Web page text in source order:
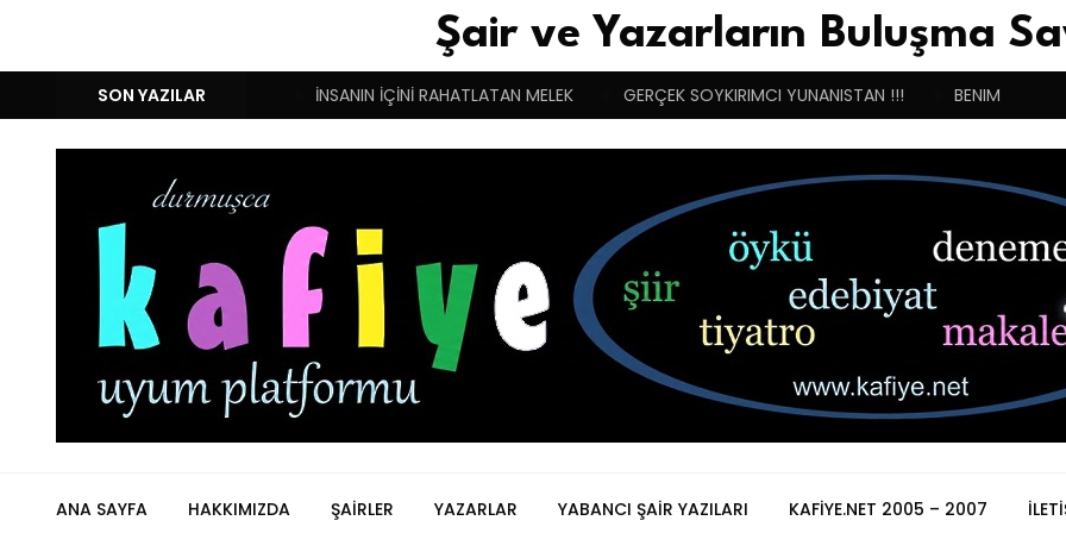
Şair ve Yazarların Buluşma
SON YAZILAR
DUYGULARIN BASARINDIR! İNSANIN İÇİNİ RAHATLATAN MELEK GERÇEK SOYKIRIMCI YUNANISTAN !!! BENIM
ANA SAYFA HAKKIMIZDA ŞAIRLER YAZARLAR YABANCI ŞAIR YAZILARI KAFIYE.NET 2005 – 2007